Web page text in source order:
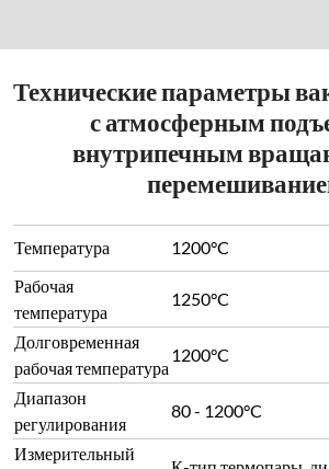
Технические параметры
с атмосферным
внутрипечным
Температура
1200°C
Рабочая
температура
1250°C
Долговременная
рабочая температура
1200°C
Диапазон
регулирования
80 - 1200°C
Измерительный